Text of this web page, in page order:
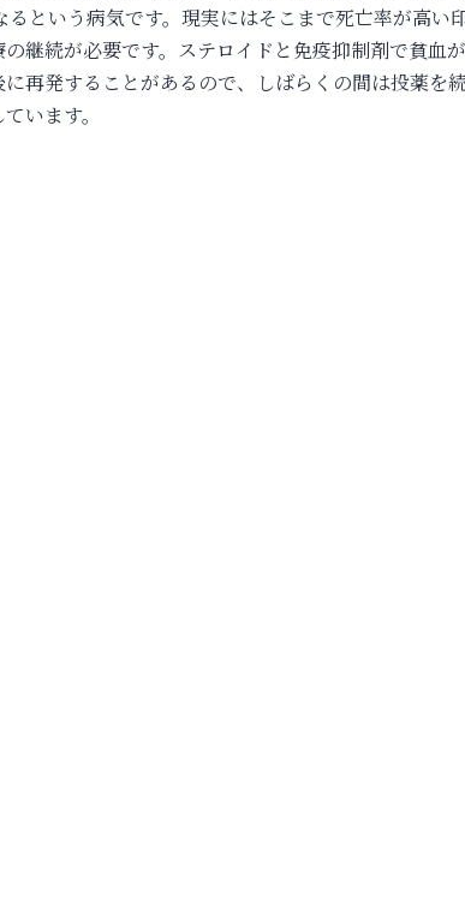
という病気です。現実にはそこまで死亡率が高い
継続が必要です。ステロイドと免疫抑制剤で貧血
再発することがあるので、しばらくの間は投薬を続
います。